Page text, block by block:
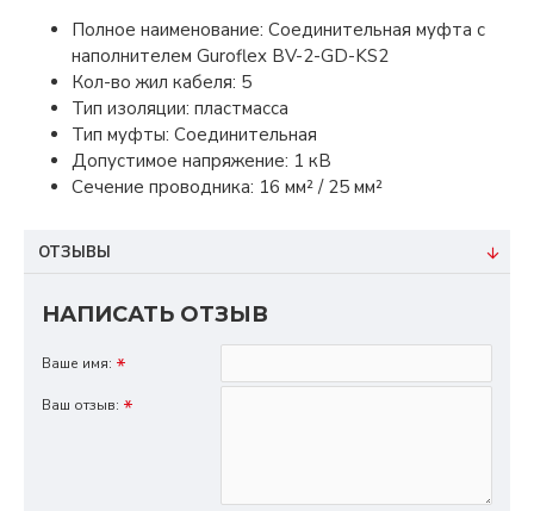
Полное наименование: Соединительная муфта с
наполнителем Guroflex BV-2-GD-KS2
Кол-во жил кабеля: 5
Тип изоляции: пластмасса
Тип муфты: Соединительная
Допустимое напряжение: 1 кВ
Сечение проводника: 16 мм² / 25 мм²
ОТЗЫВЫ
НАПИСАТЬ ОТЗЫВ
Ваше имя:
Ваш отзыв: